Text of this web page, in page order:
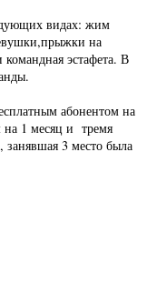
видах: жим
на
командная эстафета. В
абонентом на
на 1 месяц и тремя
занявшая 3 место была